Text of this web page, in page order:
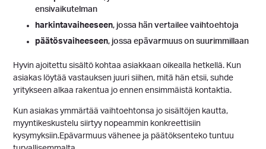
ensivaikutelman
harkintavaiheeseen, jossa hän vertailee vaihtoehtoja
päätösvaiheeseen, jossa epävarmuus on suurimmillaan
Hyvin ajoitettu sisältö kohtaa asiakkaan oikealla hetkellä. Kun
asiakas löytää vastauksen juuri siihen, mitä hän etsii, suhde
yritykseen alkaa rakentua jo ennen ensimmäistä kontaktia.
Kun asiakas ymmärtää vaihtoehtonsa jo sisältöjen kautta,
myyntikeskustelu siirtyy nopeammin konkreettisiin
kysymyksiin.Epävarmuus vähenee ja päätöksenteko tuntuu